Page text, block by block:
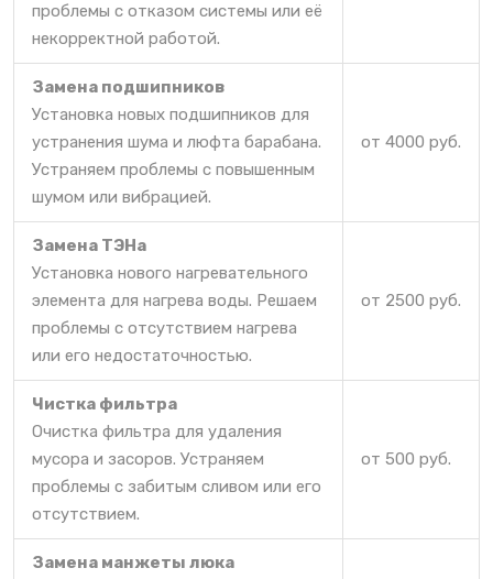
проблемы с отказом системы или её
некорректной работой.
Замена подшипников
Установка новых подшипников для
устранения шума и люфта барабана.
Устраняем проблемы с повышенным
шумом или вибрацией.
от 4000 руб.
Замена ТЭНа
Установка нового нагревательного
элемента для нагрева воды. Решаем
проблемы с отсутствием нагрева
или его недостаточностью.
от 2500 руб.
Чистка фильтра
Очистка фильтра для удаления
мусора и засоров. Устраняем
проблемы с забитым сливом или его
отсутствием.
от 500 руб.
Замена манжеты люка